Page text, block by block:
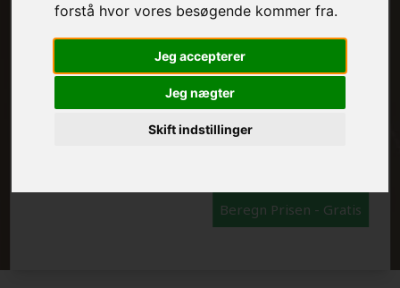
forstå hvor vores besøgende kommer fra.
Jeg accepterer
Jeg nægter
Skift indstillinger
MALEROPGAVER - UDVENDIGT:
FRAFLYTNINGSPAKKE:
Beregn Prisen - Gratis